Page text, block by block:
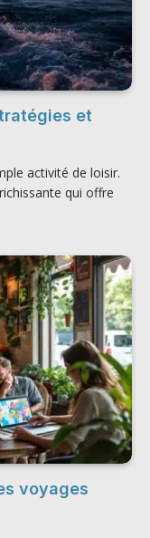
et
activité de loisir.
qui offre
voyages